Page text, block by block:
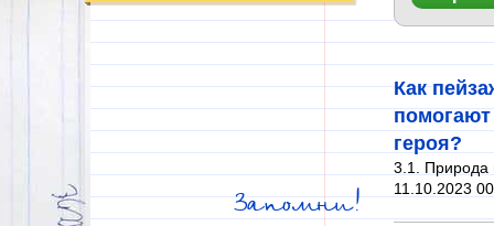
Запомни!
Как
помогают
героя?
3.1. Природа
11.10.2023